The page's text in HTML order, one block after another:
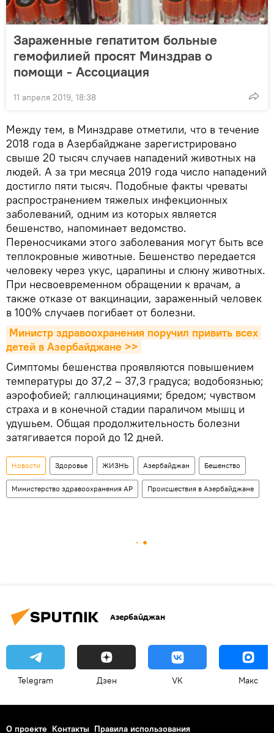
Зараженные гепатитом больные
гемофилией просят Минздрав о
помощи - Ассоциация
11 апреля 2019, 18:38
Между тем, в Минздраве отметили, что в течение
2018 года в Азербайджане зарегистрировано
свыше 20 тысяч случаев нападений животных на
людей. А за три месяца 2019 года число нападений
достигло пяти тысяч. Подобные факты чреваты
распространением тяжелых инфекционных
заболеваний, одним из которых является
бешенство, напоминает ведомство.
Переносчиками этого заболевания могут быть все
теплокровные животные. Бешенство передается
человеку через укус, царапины и слюну животных.
При несвоевременном обращении к врачам, а
также отказе от вакцинации, зараженный человек
в 100% случаев погибает от болезни.
Министр здравоохранения поручил привить всех
детей в Азербайджане >>
Симптомы бешенства проявляются повышением
температуры до 37,2 – 37,3 градуса; водобоязнью;
аэрофобией; галлюцинациями; бредом; чувством
страха и в конечной стадии параличом мышц и
удушьем. Общая продолжительность болезни
затягивается порой до 12 дней.
Новости Здоровье ЖИЗНЬ Азербайджан Бешенство
Министерство здравоохранения АР Происшествия в Азербайджане
Азербайджан
Telegram Дзен VK Макс
О проекте Контакты Правила использования